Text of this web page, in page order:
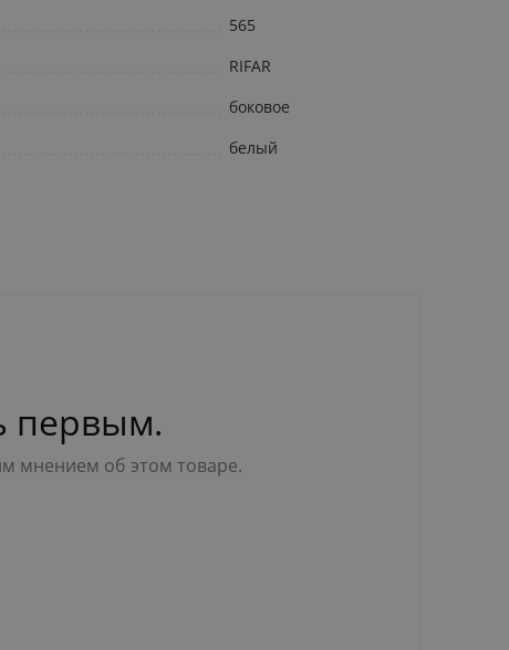
565
RIFAR
боковое
белый
первым.
мнением об этом товаре.